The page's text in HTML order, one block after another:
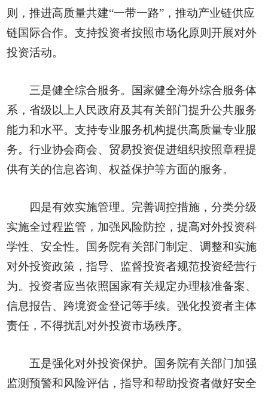
则，推进高质量共建“一带一路”，推动产业链供应
链国际合作。支持投资者按照市场化原则开展对外
投资活动。
三是健全综合服务。国家健全海外综合服务体
系，省级以上人民政府及其有关部门提升公共服务
能力和水平。支持专业服务机构提供高质量专业服
务。行业协会商会、贸易投资促进组织按照章程提
供有关的信息咨询、权益保护等方面的服务。
四是有效实施管理。完善调控措施，分类分级
实施全过程监管，加强风险防控，提高对外投资科
学性、安全性。国务院有关部门制定、调整和实施
对外投资政策，指导、监督投资者规范投资经营行
为。投资者应当依照国家有关规定办理核准备案、
信息报告、跨境资金登记等手续。强化投资者主体
责任，不得扰乱对外投资市场秩序。
五是强化对外投资保护。国务院有关部门加强
监测预警和风险评估，指导和帮助投资者做好安全